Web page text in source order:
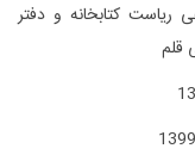
ریاست کتابخانه و دفتر
قلم